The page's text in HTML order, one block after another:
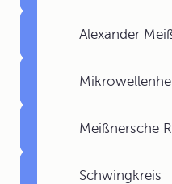
Alexander
Meißnersche
Schwingkreis